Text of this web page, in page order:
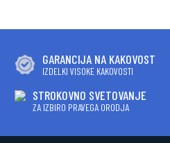
GARANCIJA NA KAKOVOST
IZDELKI VISOKE KAKOVOSTI
STROKOVNO SVETOVANJE
ZA IZBIRO PRAVEGA ORODJA